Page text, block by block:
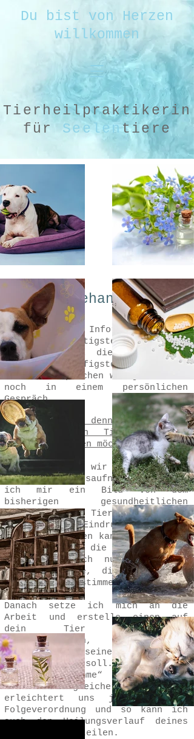
Tierheilpraktikerin
für Seelentiere
Du bist von Herzen
willkommen
Die Behandlung
Ich breche die Informationen hier
nur auf das Nötigste herunter und
beantworte mal die Fragen, die
man mir am häufigsten stellt. Die
Details besprechen wir ja ohnehin
noch in einem persönlichen
Gespräch.
Wie läuft das denn in etwa ab,
wenn du dein Tier von mir
behandeln lassen möchtest?
Vorerst machen wir eine Anamnese
oder "Bestandsaufnahme", damit
ich mir ein Bild von dem
bisherigen gesundheitlichen
Zustand deines Tieres machen und
ich mir einen Eindruck von deinem
Tier verschaffen kann. Dazu kommt
ihr zu mir in die Praxis. Alles
läuft natürlich nur mit einer
Terminabsprache, die wir vorher
telefonisch abstimmen.
Danach setze ich mich an die
Arbeit und erstelle einen auf
dein Tier abgestimmten
Behandlungsplan, der deinem
Liebling bei seinen Beschwerden
unterstützen soll. Die erste
„Bestandsaufnahme“ ist zeitlich
etwas umfangreicher, aber das
erleichtert uns jede künftige
Folgeverordnung und so kann ich
auch den Heilungsverlauf deines
Lieblings beurteilen.